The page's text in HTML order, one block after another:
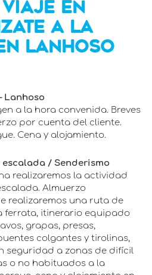
EN
A LA
LANHOSO
Lanhoso
a la hora convenida. Breves
por cuenta del cliente.
Cena y alojamiento.
escalada / Senderismo
realizaremos la actividad
Almuerzo
realizaremos una ruta de
ferrata, itinerario equipado
grapas, presas,
colgantes y tirolinas,
seguridad a zonas de difícil
o no habituados a la